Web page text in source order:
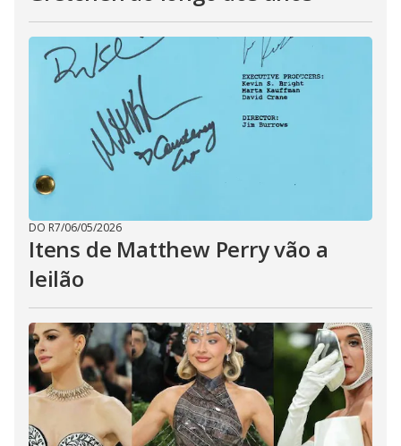
DO R7/06/05/2026
Itens de Matthew Perry vão a
leilão